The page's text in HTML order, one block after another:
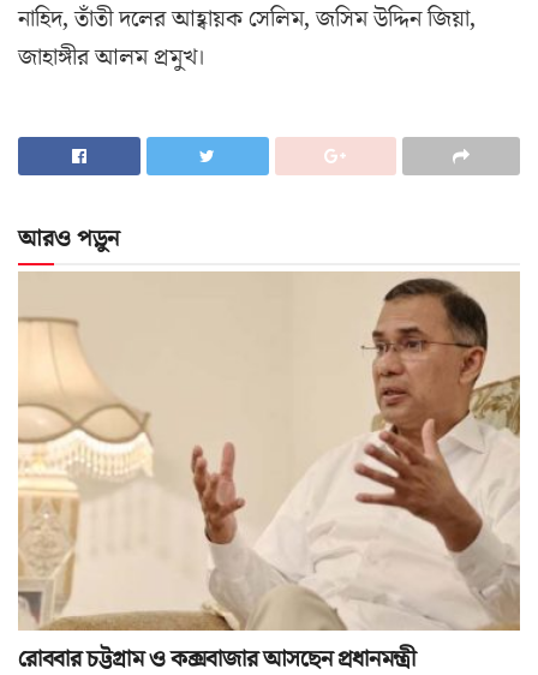
নাহিদ, তাঁতী দলের আহ্বায়ক সেলিম, জসিম উদ্দিন জিয়া,
জাহাঙ্গীর আলম প্রমুখ।
আরও পড়ুন
রোববার চট্টগ্রাম ও কক্সবাজার আসছেন প্রধানমন্ত্রী